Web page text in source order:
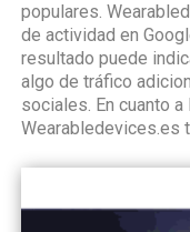
populares.
de actividad en
resultado puede
algo de tráfico
sociales. En cuanto
Wearabledevices.es